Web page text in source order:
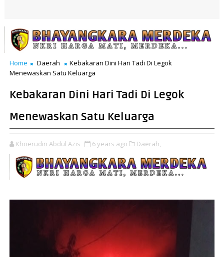
Home Daerah
Kebakaran Dini Hari Tadi Di Legok
Menewaskan Satu Keluarga
Kebakaran Dini Hari Tadi Di Legok
Menewaskan Satu Keluarga
Khoerudin Abdul Azis 6 years ago Daerah,